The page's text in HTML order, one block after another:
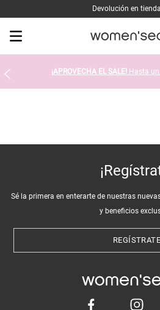
Devolución en
¡APROVECHA EL SALE! Hasta
Sé la primera en enterarte de nuestras
y beneficios
REGÍSTRATE